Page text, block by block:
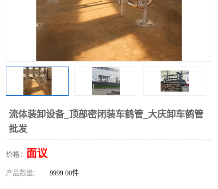
流体装卸设备_顶部密闭装车鹤管_大庆卸车鹤管
批发
价格： 面议
产品数量： 9999.00件